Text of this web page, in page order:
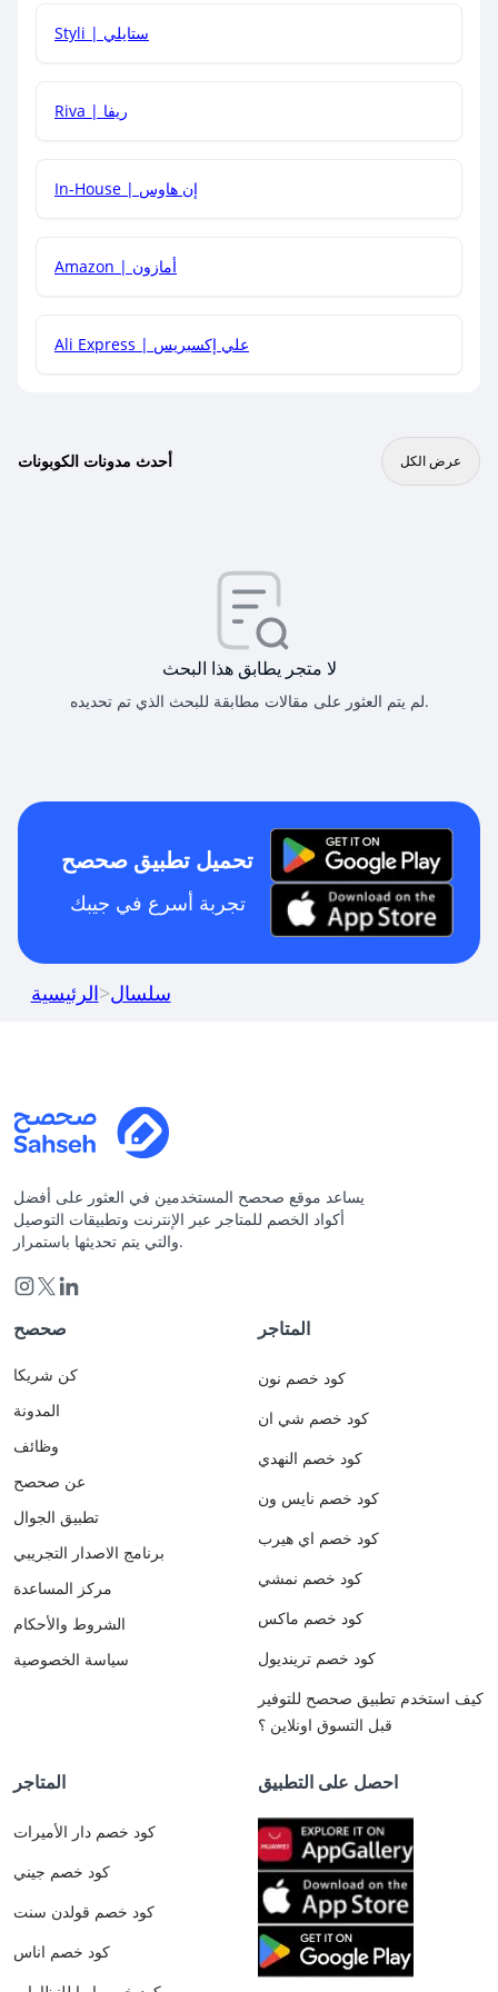
هل يمكنني جمع كود خصم مع العروض الأخرى؟
Styli | ستايلي
Riva | ريفا
In-House | إن هاوس
Amazon | أمازون
Ali Express | علي إكسبريس
أحدث مدونات الكوبونات عرض الكل
لا متجر يطابق هذا البحث
لم يتم العثور على مقالات مطابقة للبحث الذي تم تحديده.
تحميل تطبيق صحصح
تجربة أسرع في جيبك
الرئيسية>سلسال
يساعد موقع صحصح المستخدمين في العثور على أفضل
أكواد الخصم للمتاجر عبر الإنترنت وتطبيقات التوصيل
والتي يتم تحديثها باستمرار.
صحصح
كن شريكا
المدونة
وظائف
عن صحصح
تطبيق الجوال
برنامج الاصدار التجريبي
مركز المساعدة
الشروط والأحكام
سياسة الخصوصية
المتاجر
كود خصم نون
كود خصم شي ان
كود خصم النهدي
كود خصم نايس ون
كود خصم اي هيرب
كود خصم نمشي
كود خصم ماكس
كود خصم ترينديول
كيف استخدم تطبيق صحصح للتوفير
قبل التسوق اونلاين ؟
المتاجر
كود خصم دار الأميرات
كود خصم جيني
كود خصم قولدن سنت
كود خصم اناس
احصل على التطبيق